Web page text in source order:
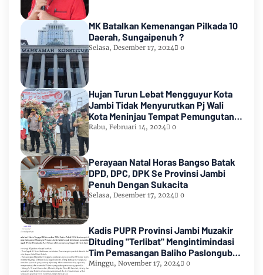
MK Batalkan Kemenangan Pilkada 10
Daerah, Sungaipenuh ?
Selasa, Desember 17, 2024 0
Hujan Turun Lebat Mengguyur Kota
Jambi Tidak Menyurutkan Pj Wali
Kota Meninjau Tempat Pemungutan
Suara Pemilu 2024
Rabu, Februari 14, 2024 0
Perayaan Natal Horas Bangso Batak
DPD, DPC, DPK Se Provinsi Jambi
Penuh Dengan Sukacita
Selasa, Desember 17, 2024 0
Kadis PUPR Provinsi Jambi Muzakir
Dituding "Terlibat" Mengintimindasi
Tim Pemasangan Baliho Paslongub
Romi-Sudirman
Minggu, November 17, 2024 0